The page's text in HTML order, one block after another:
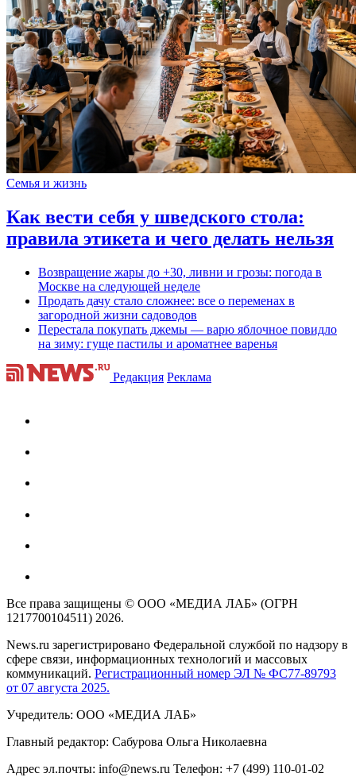
Семья и жизнь
Как вести себя у шведского стола:
правила этикета и чего делать нельзя
Возвращение жары до +30, ливни и грозы: погода в
Москве на следующей неделе
Продать дачу стало сложнее: все о переменах в
загородной жизни садоводов
Перестала покупать джемы — варю яблочное повидло
на зиму: гуще пастилы и ароматнее варенья
Редакция Реклама
Все права защищены © ООО «МЕДИА ЛАБ» (ОГРН
1217700104511) 2026.
News.ru зарегистрировано Федеральной службой по надзору в
сфере связи, информационных технологий и массовых
коммуникаций. Регистрационный номер ЭЛ № ФС77-89793
от 07 августа 2025.
Учредитель: ООО «МЕДИА ЛАБ»
Главный редактор: Сабурова Ольга Николаевна
Адрес эл.почты: info@news.ru Телефон: +7 (499) 110-01-02